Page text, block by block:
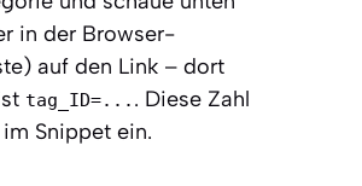
in der Browser-
auf den Link – dort
tag_ID=... . Diese Zahl
Snippet ein.